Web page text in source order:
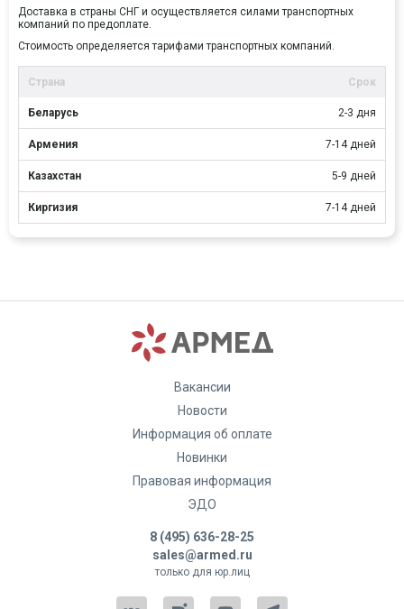
Доставка в страны СНГ и осуществляется силами транспортных
компаний по предоплате.
Стоимость определяется тарифами транспортных компаний.
Страна Срок
Беларусь 2-3 дня
Армения 7-14 дней
Казахстан 5-9 дней
Киргизия 7-14 дней
Вакансии
Новости
Информация об оплате
Новинки
Правовая информация
ЭДО
8 (495) 636-28-25
sales@armed.ru
только для юр.лиц